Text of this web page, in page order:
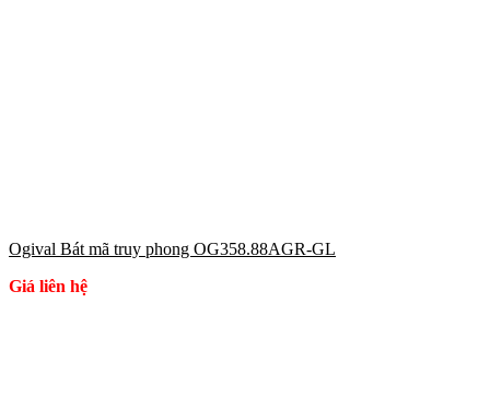
Ogival Bát mã truy phong OG358.88AGR-GL
Giá liên hệ